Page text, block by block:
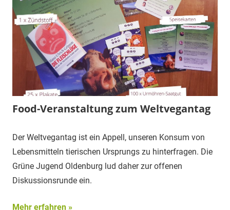
Food-Veranstaltung zum Weltvegantag
Der Weltvegantag ist ein Appell, unseren Konsum von
Lebensmitteln tierischen Ursprungs zu hinterfragen. Die
Grüne Jugend Oldenburg lud daher zur offenen
Diskussionsrunde ein.
Mehr erfahren